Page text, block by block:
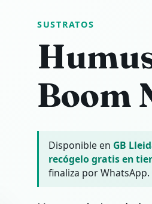
SUSTRATOS
Boom
Disponible en GB
recógelo gratis en
finaliza por WhatsApp.